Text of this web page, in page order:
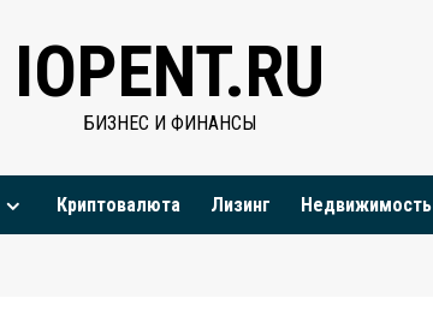
IOPENT.RU
БИЗНЕС И ФИНАНСЫ
Криптовалюта Лизинг Недвижимость